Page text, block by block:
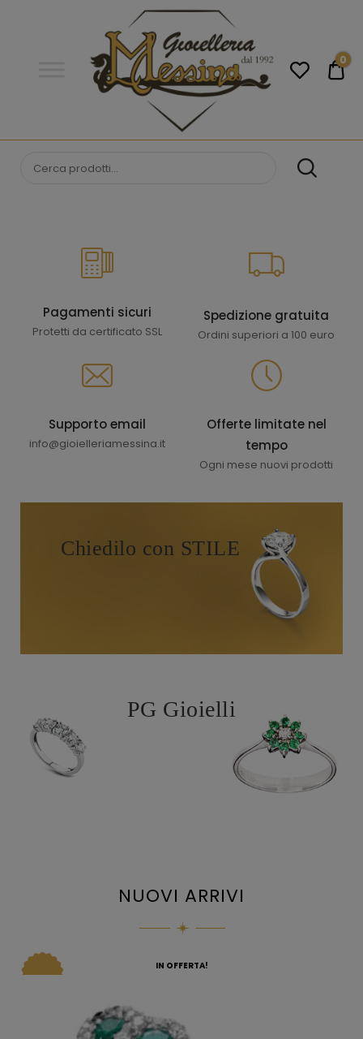
donna. Acquista online i migliori
0
Pagamenti sicuri
Protetti da certificato SSL
Spedizione gratuita
Ordini superiori a 100 euro
Supporto email
info@gioielleriamessina.it
Offerte limitate nel
tempo
Ogni mese nuovi prodotti
Chiedilo con STILE
PG Gioielli
NUOVI ARRIVI
IN OFFERTA!